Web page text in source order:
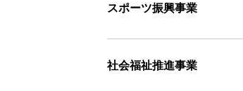
スポーツ振興事業
社会福祉推進事業